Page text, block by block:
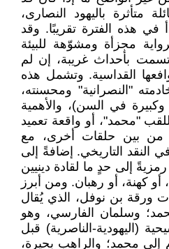
متأثرة باليهود النصارى،
في هذه الفترة تقريبًا. وقد
مجزأة ومشوّهة للبيئة
بأحداث غريبة، إن لم
القداسية. وتشمل هذه
"النصرانية" ومحسنته،
في السن)، والأهمية
للقب "محمد"، أو واقعة تعميد
من بين حلقات أخرى، مع
النقد التاريخي. إضافةً إلى
إلى حدٍ ما لقادة دينيين
أو كهنة، أو رهبان. ومن أبرز
ورقة بن نوفل، الذي يُقال
وسلمان الفارسي، وهو
(اليهودية-الناصرية) قبل
إلى محمد؛ والراهب بحيرة،